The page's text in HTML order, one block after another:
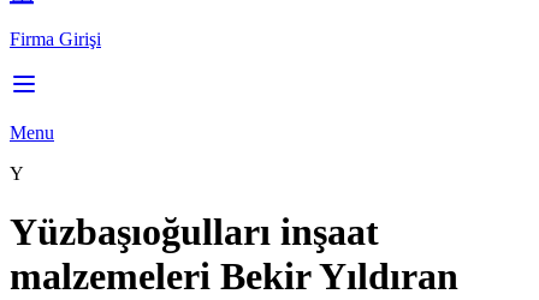
Firma Girişi
Menu
Y
Yüzbaşıoğulları inşaat
malzemeleri Bekir Yıldıran